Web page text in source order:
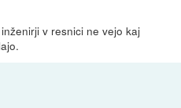
v resnici ne vejo kaj